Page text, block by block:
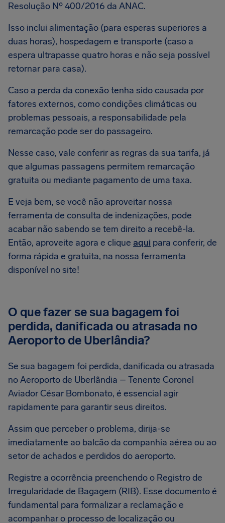
Resolução Nº 400/2016 da ANAC.
Isso inclui alimentação (para esperas superiores a
duas horas), hospedagem e transporte (caso a
espera ultrapasse quatro horas e não seja possível
retornar para casa).
Caso a perda da conexão tenha sido causada por
fatores externos, como condições climáticas ou
problemas pessoais, a responsabilidade pela
remarcação pode ser do passageiro.
Nesse caso, vale conferir as regras da sua tarifa, já
que algumas passagens permitem remarcação
gratuita ou mediante pagamento de uma taxa.
E veja bem, se você não aproveitar nossa
ferramenta de consulta de indenizações, pode
acabar não sabendo se tem direito a recebê-la.
Então, aproveite agora e clique aqui para conferir, de
forma rápida e gratuita, na nossa ferramenta
disponível no site!
O que fazer se sua bagagem foi
perdida, danificada ou atrasada no
Aeroporto de Uberlândia?
Se sua bagagem foi perdida, danificada ou atrasada
no Aeroporto de Uberlândia – Tenente Coronel
Aviador César Bombonato, é essencial agir
rapidamente para garantir seus direitos.
Assim que perceber o problema, dirija-se
imediatamente ao balcão da companhia aérea ou ao
setor de achados e perdidos do aeroporto.
Registre a ocorrência preenchendo o Registro de
Irregularidade de Bagagem (RIB). Esse documento é
fundamental para formalizar a reclamação e
acompanhar o processo de localização ou